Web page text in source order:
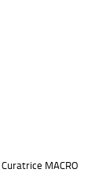
Curatrice MACRO